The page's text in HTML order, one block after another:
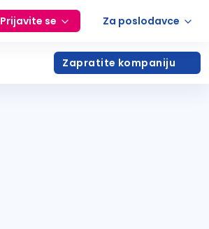
Prijavite se Za poslodavce
Zapratite kompaniju